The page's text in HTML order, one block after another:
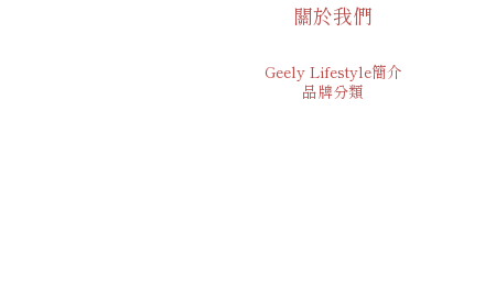
關於我們
Geely Lifestyle簡介
品牌分類